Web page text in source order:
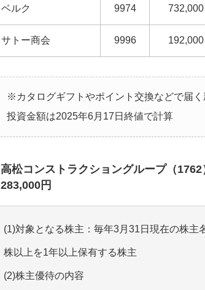
ベルク 9974 732,000
サトー商会 9996 192,000
※カタログギフトやポイント交換などで届く
投資金額は2025年6月17日終値で計算
高松コンストラクショングループ（
283,000円
(1)対象となる株主：毎年3月31日現在の株主
株以上を1年以上保有する株主
(2)株主優待の内容